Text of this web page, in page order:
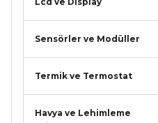
Sensörler ve Modüller
Termik ve Termostat
Havya ve Lehimleme